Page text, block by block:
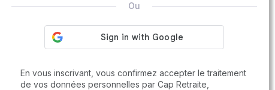
Cap Retraite vous aide à trouver un emploi
Ou
En vous inscrivant, vous confirmez accepter le traitement
de vos données personnelles par Cap Retraite,